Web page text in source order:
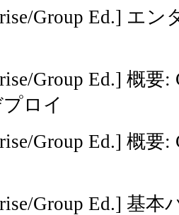
Group Ed.] エン
Group Ed.] 概要:
ロイ
Group Ed.] 概要:
Group Ed.] 基本